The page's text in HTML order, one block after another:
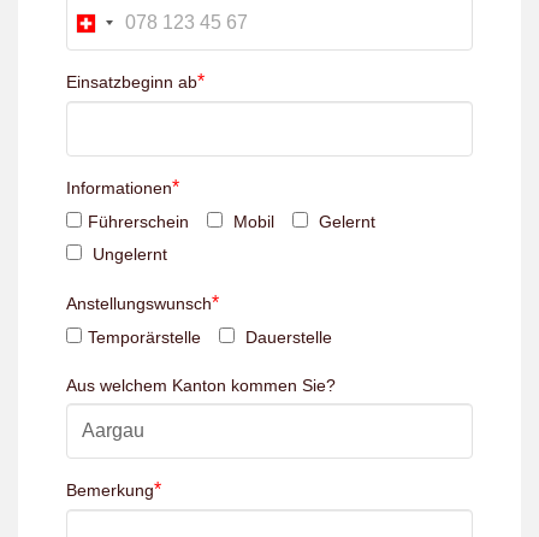
Einsatzbeginn ab*
Informationen*
Führerschein Mobil
Gelernt
Ungelernt
Anstellungswunsch*
Temporärstelle Dauerstelle
Aus welchem Kanton kommen Sie?
Bemerkung*